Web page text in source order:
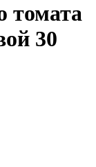
томата
30